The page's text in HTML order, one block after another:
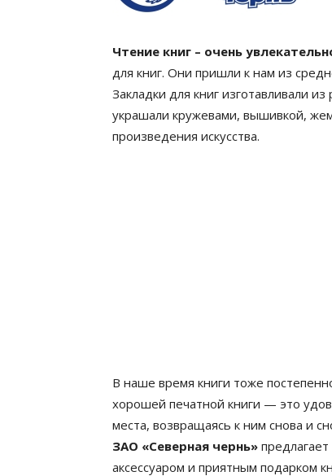
Чтение книг – очень
для книг. Они пришли к нам из
Закладки для книг изготавливали
украшали кружевами, вышивкой,
произведения искусства.
В наше время книги тоже
хорошей печатной книги — это
места, возвращаясь к ним снова и
ЗАО «Северная чернь»
аксессуаром и приятным подарком